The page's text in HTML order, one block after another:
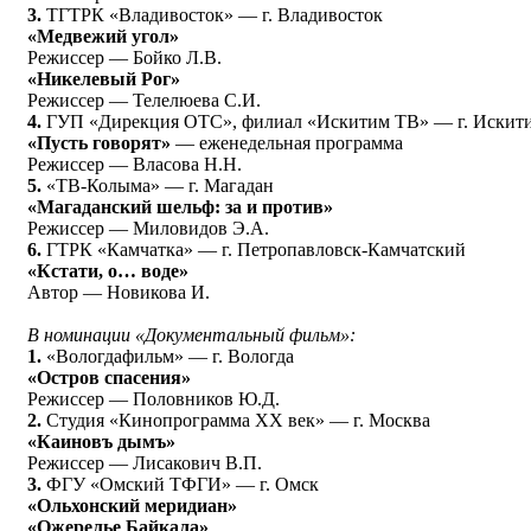
3. ТГТРК «Владивосток» — г. Владивосток
«Медвежий угол»
Режиссер — Бойко Л.В.
«Никелевый Рог»
Режиссер — Телелюева С.И.
4. ГУП «Дирекция ОТС», филиал «Искитим ТВ» — г.
«Пусть говорят» — еженедельная программа
Режиссер — Власова Н.Н.
5. «ТВ-Колыма» — г. Магадан
«Магаданский шельф: за и против»
Режиссер — Миловидов Э.А.
6. ГТРК «Камчатка» — г. Петропавловск-Камчатский
«Кстати, о… воде»
Автор — Новикова И.
В номинации «Документальный фильм»:
1. «Вологдафильм» — г. Вологда
«Остров спасения»
Режиссер — Половников Ю.Д.
2. Студия «Кинопрограмма ХХ век» — г. Москва
«Каиновъ дымъ»
Режиссер — Лисакович В.П.
3. ФГУ «Омский ТФГИ» — г. Омск
«Ольхонский меридиан»
«Ожерелье Байкала»